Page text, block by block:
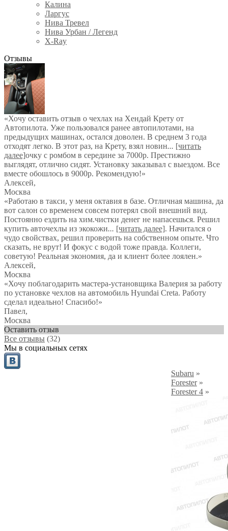
Калина
Ларгус
Нива Тревел
Нива Урбан / Легенд
X-Ray
Отзывы
«Хочу оставить отзыв о чехлах на Хендай Крету от
Автопилота. Уже пользовался ранее автопилотами, на
предыдущих машинах, остался доволен. В среднем 3 года
отходят легко. В этот раз, на Крету, взял новин... [читать
далее]очку с ромбом в середине за 7000р. Престижно
выглядят, отлично сидят. Установку заказывал с выездом. Все
вместе обошлось в 9000р. Рекомендую!»
Алексей,
Москва
«Работаю в такси, у меня октавия в базе. Отличная машина, да
вот салон со временем совсем потерял свой внешний вид.
Постоянно ездить на хим.чистки денег не напасешься. Решил
купить авточехлы из экокожи... [читать далее]. Начитался о
чудо свойствах, решил проверить на собственном опыте. Что
сказать, не врут! И фокус с водой тоже правда. Коллеги,
советую! Реальная экономия, да и клиент более лоялен.»
Алексей,
Москва
«Хочу поблагодарить мастера-установщика Валерия за работу
по установке чехлов на автомобиль Hyundai Creta. Работу
сделал идеально! Спасибо!»
Павел,
Москва
Оставить отзыв
Все отзывы (32)
Мы в социальных сетях
Subaru »
Forester»
Forester 4 »